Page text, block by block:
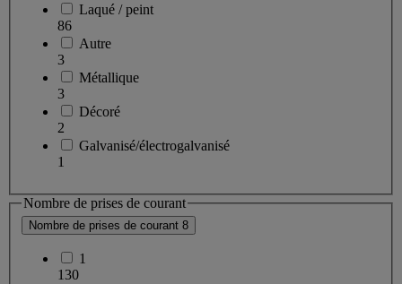
Laqué / peint
86
Autre
3
Métallique
3
Décoré
2
Galvanisé/électrogalvanisé
1
Nombre de prises de courant
Nombre de prises de courant 8
1
130